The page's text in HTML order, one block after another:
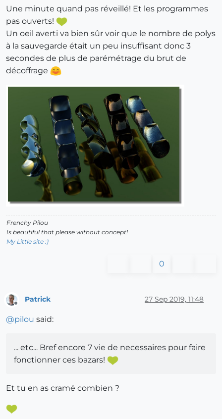
Une minute quand pas réveillé! Et les programmes
pas ouverts!
Un oeil averti va bien sûr voir que le nombre de polys
à la sauvegarde était un peu insuffisant donc 3
secondes de plus de parémétrage du brut de
décoffrage
Frenchy Pilou
Is beautiful that please without concept!
My Little site :)
0
Offline
Patrick 27 Sep 2019, 11:48
@pilou said:
... etc... Bref encore 7 vie de necessaires pour faire
fonctionner ces bazars!
Et tu en as cramé combien ?